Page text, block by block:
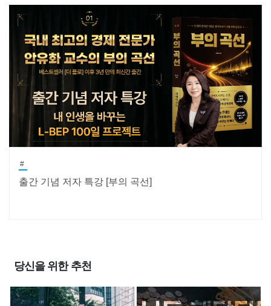
#
출간 기념 저자 특강 [부의 곡선]
당신을 위한 추천